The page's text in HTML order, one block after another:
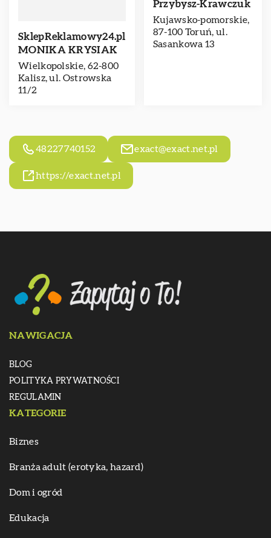
SklepReklamowy24.pl
MONIKA KRYSIAK
Wielkopolskie, 62-800
Kalisz, ul. Ostrowska
11/2
Przybysz-Krawczuk
Kujawsko-pomorskie,
87-100 Toruń, ul.
Sasankowa 13
48227740152 exact@exact.net.pl
https://exact.net.pl
NAWIGACJA
BLOG
POLITYKA PRYWATNOŚCI
REGULAMIN
KATEGORIE
Biznes
Branża adult (erotyka, hazard)
Dom i ogród
Edukacja